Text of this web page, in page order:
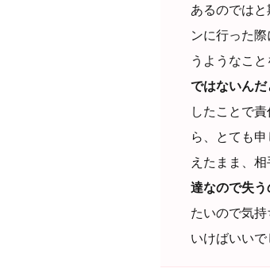
あるのでは
ンに行った
うようなこと
ではないんだ
したことで
ら、とても
えたまま、相
達なので失う
たいので気
いけばいいで